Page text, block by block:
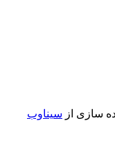
سازی از سیناوب